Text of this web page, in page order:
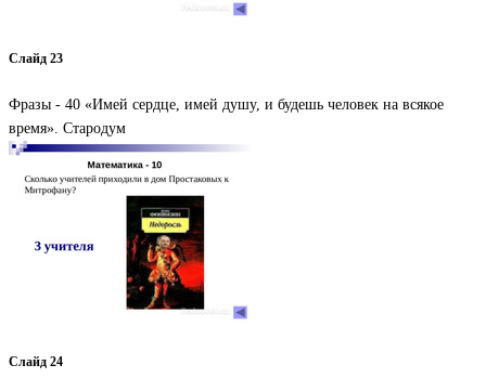
Слайд 23
Фразы - 40 «Имей сердце, имей душу, и будешь человек на всякое
время». Стародум
Слайд 24